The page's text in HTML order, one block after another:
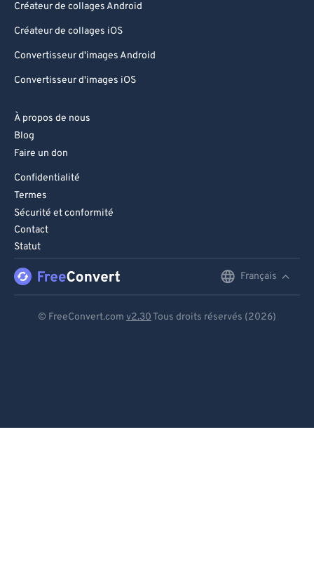
Créateur de collages Android
Créateur de collages iOS
Convertisseur d'images Android
Convertisseur d'images iOS
À propos de nous
Blog
Faire un don
Confidentialité
Termes
Sécurité et conformité
Contact
Statut
Français
© FreeConvert.com v2.30 Tous droits réservés (2026)